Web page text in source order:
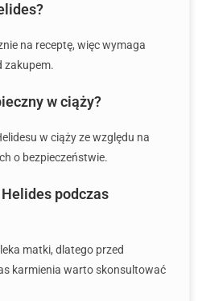
na receptę, więc wymaga
zakupem.
w ciąży?
w ciąży ze względu na
o bezpieczeństwie.
podczas
matki, dlatego przed
karmienia warto skonsultować